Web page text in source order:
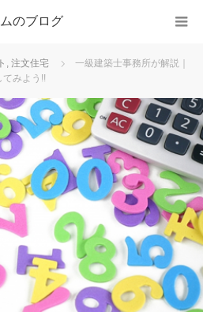
のブログ
, 注文住宅
一級建築士事務所が解説｜
みよう!!